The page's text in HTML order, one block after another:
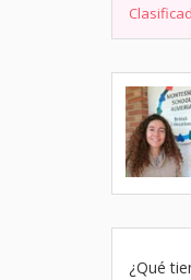
¿Qué